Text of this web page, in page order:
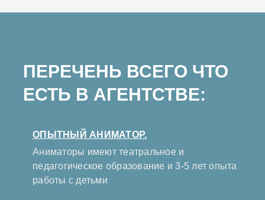
ПЕРЕЧЕНЬ ВСЕГО ЧТО
ЕСТЬ В АГЕНТСТВЕ:
ОПЫТНЫЙ АНИМАТОР.
Аниматоры имеют театральное и
педагогическое образование и 3-5 лет опыта
работы с детьми